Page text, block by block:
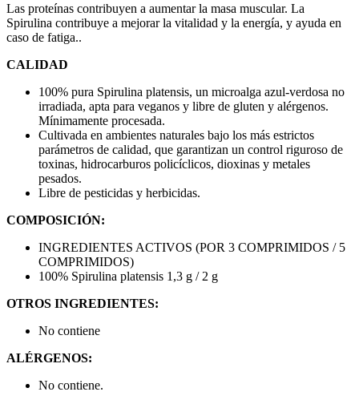
Las proteínas contribuyen a aumentar la masa muscular. La
Spirulina contribuye a mejorar la vitalidad y la energía, y ayuda en
caso de fatiga..
CALIDAD
100% pura Spirulina platensis, un microalga azul-verdosa no
irradiada, apta para veganos y libre de gluten y alérgenos.
Mínimamente procesada.
Cultivada en ambientes naturales bajo los más estrictos
parámetros de calidad, que garantizan un control riguroso de
toxinas, hidrocarburos policíclicos, dioxinas y metales
pesados.
Libre de pesticidas y herbicidas.
COMPOSICIÓN:
INGREDIENTES ACTIVOS (POR 3 COMPRIMIDOS / 5
COMPRIMIDOS)
100% Spirulina platensis 1,3 g / 2 g
OTROS INGREDIENTES:
No contiene
ALÉRGENOS:
No contiene.